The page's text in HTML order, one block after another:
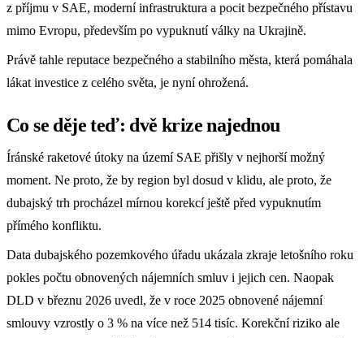
z příjmu v SAE, moderní infrastruktura a pocit bezpečného přístavu
mimo Evropu, především po vypuknutí války na Ukrajině.
Právě tahle reputace bezpečného a stabilního města, která pomáhala
lákat investice z celého světa, je nyní ohrožená.
Co se děje teď: dvě krize najednou
Íránské raketové útoky na území SAE přišly v nejhorší možný
moment. Ne proto, že by region byl dosud v klidu, ale proto, že
dubajský trh procházel mírnou korekcí ještě před vypuknutím
přímého konfliktu.
Data dubajského pozemkového úřadu ukázala zkraje letošního roku
pokles počtu obnovených nájemních smluv i jejich cen. Naopak
DLD v březnu 2026 uvedl, že v roce 2025 obnovené nájemní
smlouvy vzrostly o 3 % na více než 514 tisíc. Korekční riziko ale